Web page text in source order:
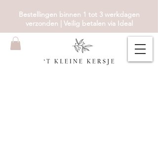
Bestellingen binnen 1 tot 3 werkdagen
verzonden | Veilig betalen via Ideal